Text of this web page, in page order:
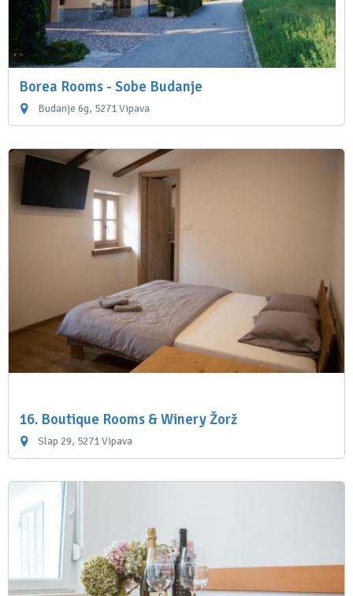
Borea Rooms - Sobe Budanje
Budanje 6g, 5271 Vipava
16. Boutique Rooms & Winery Žorž
Slap 29, 5271 Vipava